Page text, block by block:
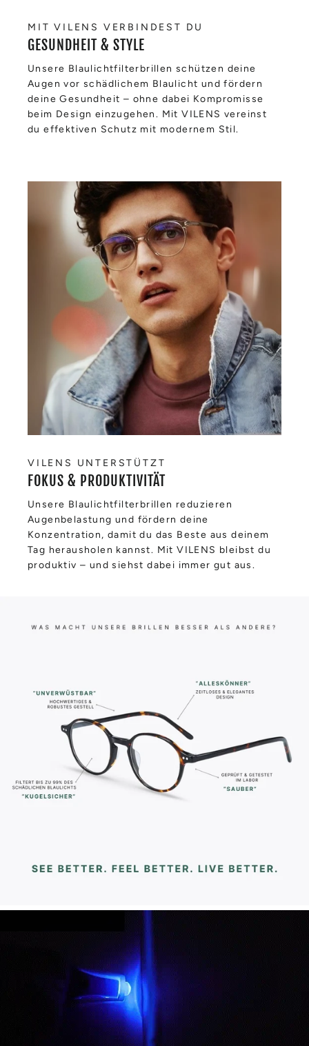
MIT VILENS VERBINDEST DU
GESUNDHEIT & STYLE
Unsere Blaulichtfilterbrillen schützen deine
Augen vor schädlichem Blaulicht und fördern
deine Gesundheit – ohne dabei Kompromisse
beim Design einzugehen. Mit VILENS vereinst
du effektiven Schutz mit modernem Stil.
VILENS UNTERSTÜTZT
FOKUS & PRODUKTIVITÄT
Unsere Blaulichtfilterbrillen reduzieren
Augenbelastung und fördern deine
Konzentration, damit du das Beste aus deinem
Tag herausholen kannst. Mit VILENS bleibst du
produktiv – und siehst dabei immer gut aus.